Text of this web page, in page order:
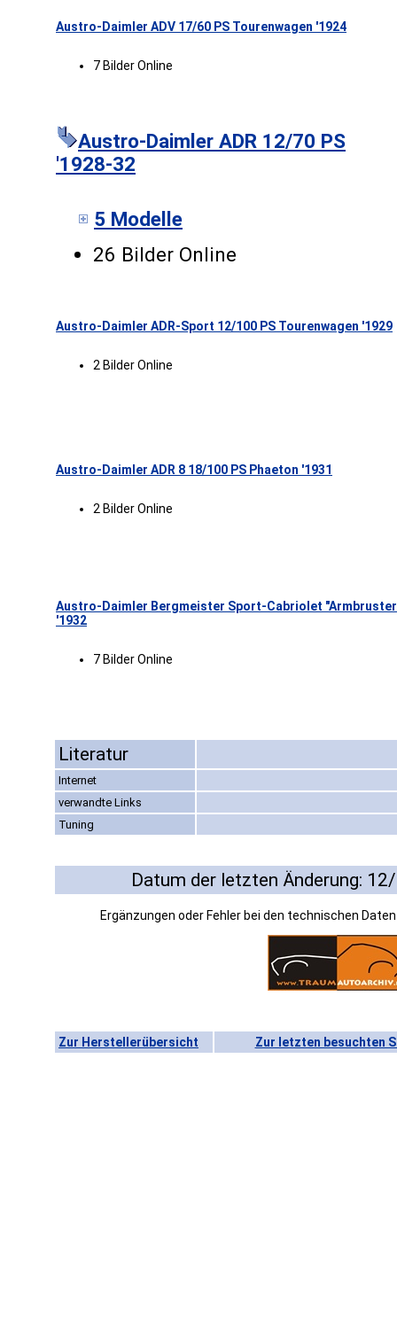
Austro-Daimler ADV 17/60 PS Tourenwagen '1924
7 Bilder Online
Austro-Daimler ADR 12/70 PS
'1928-32
5 Modelle
26 Bilder Online
Austro-Daimler ADR-Sport 12/100 PS Tourenwagen '1929
2 Bilder Online
Austro-Daimler ADR 8 18/100 PS Phaeton '1931
2 Bilder Online
Austro-Daimler Bergmeister Sport-Cabriolet
'1932
7 Bilder Online
Literatur
Internet
verwandte Links
Tuning
Datum der letzten Änderung:
Ergänzungen oder Fehler bei den technischen
Zur Herstellerübersicht Zur letzten besuchten